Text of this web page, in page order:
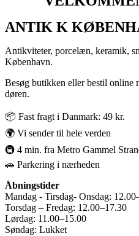
ANTIK K
Antikviteter, porcelæn, keramik,
København.
Besøg butikken eller bestil online
døren.
📦 Fast fragt i Danmark: 49 kr.
🌍 Vi sender til hele verden
🚇 4 min. fra Metro Gammel
🚗 Parkering i nærheden
Åbningstider
Mandag - Tirsdag- Onsdag:
Torsdag – Fredag: 12.00–17.30
Lørdag: 11.00–15.00
Søndag: Lukket